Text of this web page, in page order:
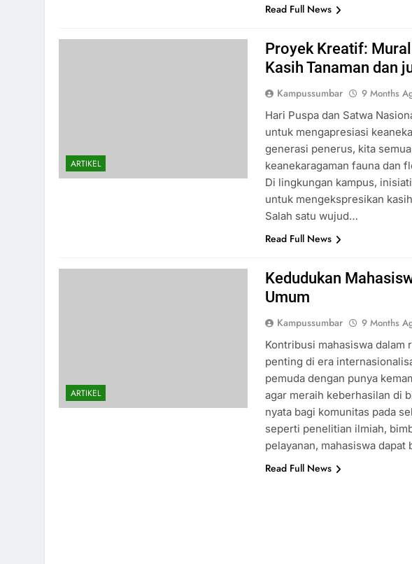
Read Full News
ARTIKEL
Proyek Kreatif:
Kasih Tanaman dan
Kampussumbar 9 Months
Hari Puspa dan Satwa
untuk mengapresiasi
generasi penerus, kita
keanekaragaman fauna dan
Di lingkungan kampus,
untuk mengekspresikan
Salah satu wujud…
Read Full News
ARTIKEL
Kedudukan
Umum
Kampussumbar 9 Months
Kontribusi mahasiswa dalam
penting di era
pemuda dengan punya
agar meraih keberhasilan di
nyata bagi komunitas pada
seperti penelitian ilmiah,
pelayanan, mahasiswa
Read Full News